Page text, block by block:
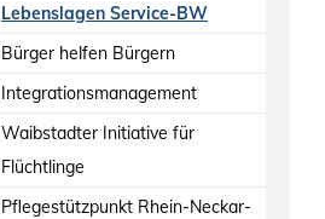
Lebenslagen Service-BW
Bürger helfen Bürgern
Integrationsmanagement
Waibstadter Initiative für
Flüchtlinge
Pflegestützpunkt Rhein-Neckar-